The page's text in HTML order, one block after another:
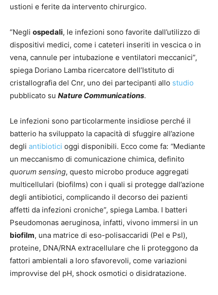
ustioni e ferite da intervento chirurgico.
“Negli ospedali, le infezioni sono favorite dall’utilizzo di
dispositivi medici, come i cateteri inseriti in vescica o in
vena, cannule per intubazione e ventilatori meccanici”,
spiega Doriano Lamba ricercatore dell’Istituto di
cristallografia del Cnr, uno dei partecipanti allo studio
pubblicato su Nature Communications.
Le infezioni sono particolarmente insidiose perché il
batterio ha sviluppato la capacità di sfuggire all’azione
degli antibiotici oggi disponibili. Ecco come fa: “Mediante
un meccanismo di comunicazione chimica, definito
quorum sensing, questo microbo produce aggregati
multicellulari (biofilms) con i quali si protegge dall’azione
degli antibiotici, complicando il decorso dei pazienti
affetti da infezioni croniche”, spiega Lamba. I batteri
Pseudomonas aeruginosa, infatti, vivono immersi in un
biofilm, una matrice di eso-polisaccaridi (Pel e Psl),
proteine, DNA/RNA extracellulare che li proteggono da
fattori ambientali a loro sfavorevoli, come variazioni
improvvise del pH, shock osmotici o disidratazione.